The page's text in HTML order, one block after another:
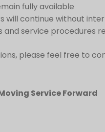
fully available
will continue without
and service procedures
please feel free to
Service Forward